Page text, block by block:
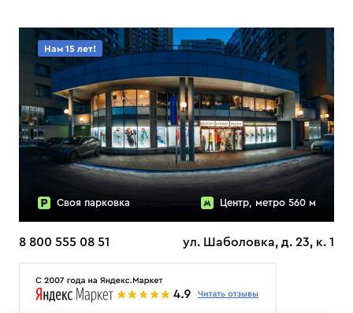
Нам 15 лет!
Своя парковка Центр, метро 560 м
8 800 555 08 51 ул. Шаболовка, д. 23, к. 1